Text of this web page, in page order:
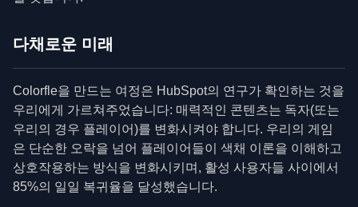
다채로운 미래
Colorfle을 만드는 여정은 HubSpot의 연구가 확인하는 것을
우리에게 가르쳐주었습니다: 매력적인 콘텐츠는 독자(또는
우리의 경우 플레이어)를 변화시켜야 합니다. 우리의 게임
은 단순한 오락을 넘어 플레이어들이 색채 이론을 이해하고
상호작용하는 방식을 변화시키며, 활성 사용자들 사이에서
85%의 일일 복귀율을 달성했습니다.